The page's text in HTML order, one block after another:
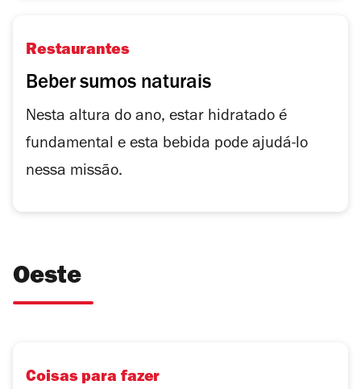
Restaurantes
Beber sumos naturais
Nesta altura do ano, estar hidratado é
fundamental e esta bebida pode ajudá-lo
nessa missão.
Oeste
Coisas para fazer